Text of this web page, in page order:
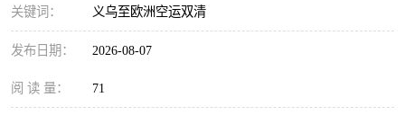
关键词： 义乌至欧洲空运双清
发布日期： 2026-08-07
阅 读 量： 71